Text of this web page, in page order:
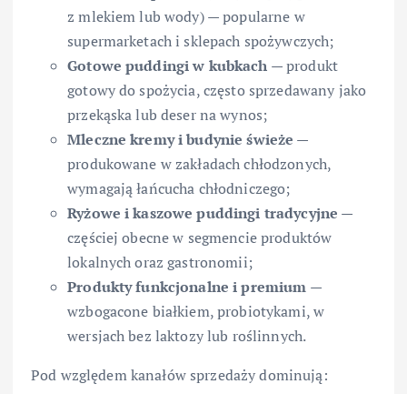
z mlekiem lub wody) — popularne w
supermarketach i sklepach spożywczych;
Gotowe puddingi w kubkach — produkt
gotowy do spożycia, często sprzedawany jako
przekąska lub deser na wynos;
Mleczne kremy i budynie świeże —
produkowane w zakładach chłodzonych,
wymagają łańcucha chłodniczego;
Ryżowe i kaszowe puddingi tradycyjne —
częściej obecne w segmencie produktów
lokalnych oraz gastronomii;
Produkty funkcjonalne i premium —
wzbogacone białkiem, probiotykami, w
wersjach bez laktozy lub roślinnych.
Pod względem kanałów sprzedaży dominują: